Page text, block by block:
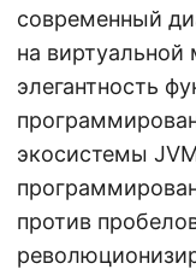
современный
на
элегантность
экосистемы
против